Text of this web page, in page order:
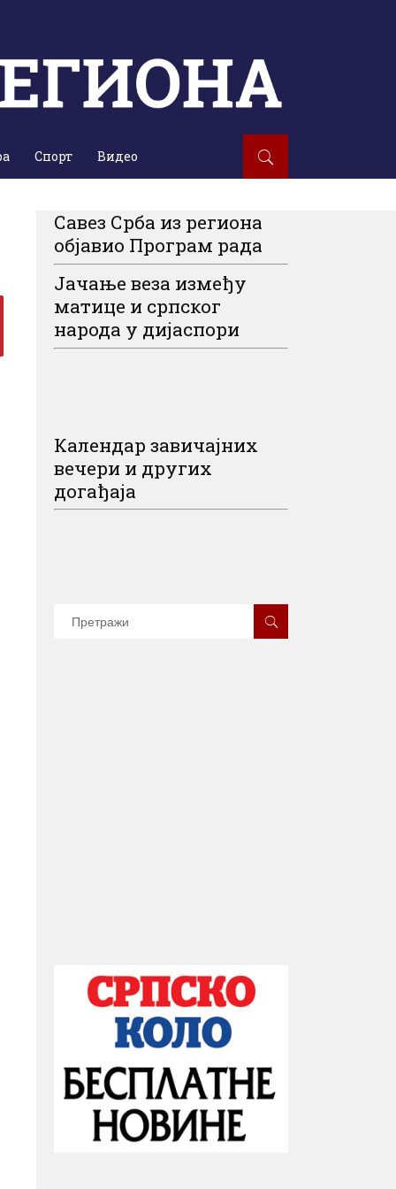
Спорт Видео
Савез Срба из региона
објавио Програм рада
Јачање веза између
матице и српског
народа у дијаспори
Календар завичајних
вечери и других
догађаја